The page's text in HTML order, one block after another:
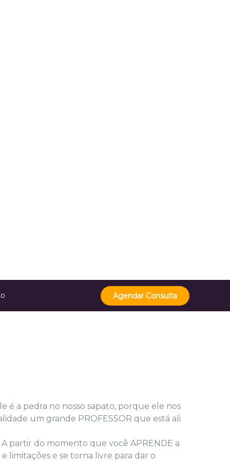
Agendar Consulta
é a pedra no nosso sapato, porque ele nos
um grande PROFESSOR que está ali
partir do momento que você APRENDE a
limitações e se torna livre para dar o